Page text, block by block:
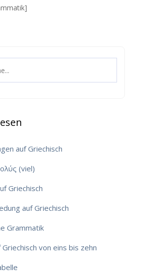
auf Griechisch
(viel)
Griechisch
auf Griechisch
Grammatik
Griechisch von eins bis zehn